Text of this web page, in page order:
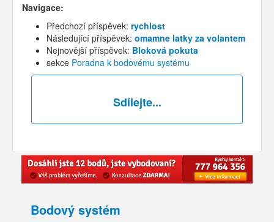
Navigace:
Předchozí příspěvek: rychlost
Následující příspěvek: omamne latky za volantem
Nejnovější příspěvek: Bloková pokuta
sekce Poradna k bodovému systému
Sdílejte...
Bodový systém